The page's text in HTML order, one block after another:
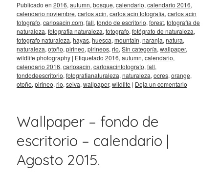
Publicado en 2016, autumn, bosque, calendario, calendario 2016,
calendario noviembre, carlos acin, carlos acin fotografia, carlos acin
fotografo, carlosacin.com, fall, fondo de escritorio, forest, fotografía de
naturaleza, fotografia naturaleza, fotografo, fotógrafo de naturaleza,
fotografo naturaleza, hayas, huesca, mountain, naranja, natura,
naturaleza, otoño, pirineo, pirineos, rio, Sin categoría, wallpaper,
wildlife photography | Etiquetado 2016, autumn, calendario,
calendario 2016, carlosacin, carlosacinfotografo, fall,
fondodeescritorio, fotografianaturaleza, naturaleza, ocres, orange,
otoño, pirineo, rio, selva, wallpaper, wildlife | Deja un comentario
Wallpaper – fondo de
escritorio – calendario |
Agosto 2015.